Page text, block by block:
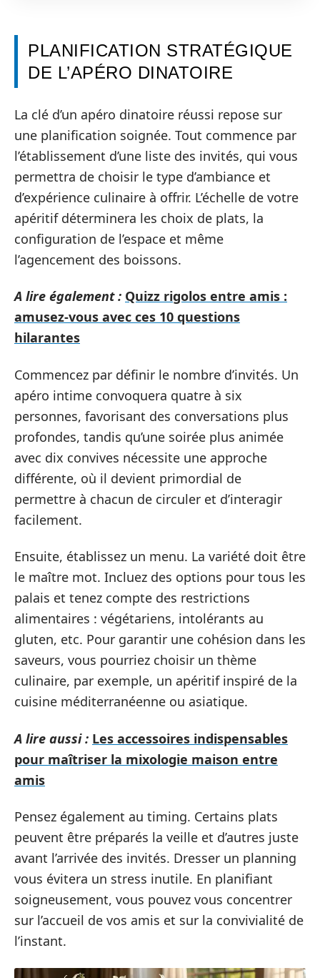
PLANIFICATION STRATÉGIQUE
DE L’APÉRO DINATOIRE
La clé d’un apéro dinatoire réussi repose sur
une planification soignée. Tout commence par
l’établissement d’une liste des invités, qui vous
permettra de choisir le type d’ambiance et
d’expérience culinaire à offrir. L’échelle de votre
apéritif déterminera les choix de plats, la
configuration de l’espace et même
l’agencement des boissons.
A lire également : Quizz rigolos entre amis :
amusez-vous avec ces 10 questions
hilarantes
Commencez par définir le nombre d’invités. Un
apéro intime convoquera quatre à six
personnes, favorisant des conversations plus
profondes, tandis qu’une soirée plus animée
avec dix convives nécessite une approche
différente, où il devient primordial de
permettre à chacun de circuler et d’interagir
facilement.
Ensuite, établissez un menu. La variété doit être
le maître mot. Incluez des options pour tous les
palais et tenez compte des restrictions
alimentaires : végétariens, intolérants au
gluten, etc. Pour garantir une cohésion dans les
saveurs, vous pourriez choisir un thème
culinaire, par exemple, un apéritif inspiré de la
cuisine méditerranéenne ou asiatique.
A lire aussi : Les accessoires indispensables
pour maîtriser la mixologie maison entre
amis
Pensez également au timing. Certains plats
peuvent être préparés la veille et d’autres juste
avant l’arrivée des invités. Dresser un planning
vous évitera un stress inutile. En planifiant
soigneusement, vous pouvez vous concentrer
sur l’accueil de vos amis et sur la convivialité de
l’instant.